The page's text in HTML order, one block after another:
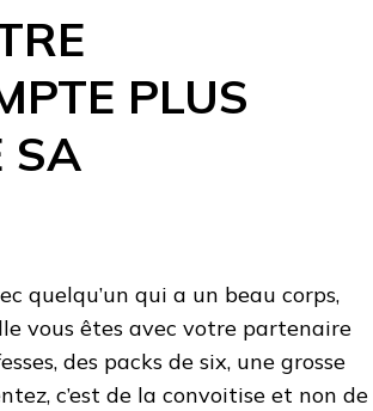
PLUS
SA
quelqu’un qui a un beau corps,
vous êtes avec votre partenaire
des packs de six, une grosse
c’est de la convoitise et non de